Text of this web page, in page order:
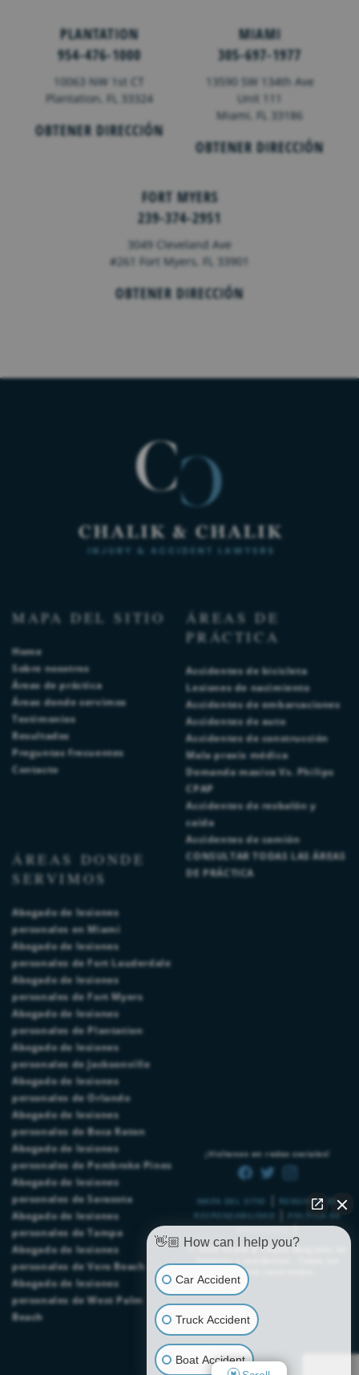
PLANTATION
954-476-1000
10063 NW 1st CT
Plantation, FL 33324
OBTENER DIRECCIÓN
MIAMI
305-697-1977
13590 SW 134th Ave
Unit 111
Miami, FL 33186
OBTENER DIRECCIÓN
FORT MYERS
239-374-2951
3049 Cleveland Ave
#261 Fort Myers, FL 33901
OBTENER DIRECCIÓN
MAPA DEL SITIO
Home
Sobre nosotros
Áreas de práctica
Áreas donde servimos
Testimonios
Resultados
Preguntas frecuentes
Contacto
ÁREAS DE
PRÁCTICA
Accidentes de bicicleta
Lesiones de nacimiento
Accidentes de embarcaciones
Accidentes de auto
Accidentes de construcción
Mala praxis médica
Demanda masiva Vs. Philips
CPAP
Accidentes de resbalón y
caída
Accidentes de camión
CONSULTAR TODAS LAS ÁREAS
DE PRÁCTICA
ÁREAS DONDE
SERVIMOS
Abogado de lesiones
personales en Miami
Abogado de lesiones
personales de Fort Lauderdale
Abogado de lesiones
personales de Fort Myers
Abogado de lesiones
personales de Plantation
Abogado de lesiones
personales de Jacksonville
Abogado de lesiones
personales de Orlando
Abogado de lesiones
personales de Boca Raton
Abogado de lesiones
personales de Pembroke Pines
Abogado de lesiones
personales de Sarasota
Abogado de lesiones
personales de Tampa
Abogado de lesiones
personales de Vero Beach
Abogado de lesiones
personales de West Palm
Beach
MAPA DEL SITIO
RENUNCIA DE
RESPONSABILIDAD
POLÍTICA DE
|
© 2026Chalik & Chalik Abogados de
derechos reservados.
¡Visítenos en redes sociales!
👋🏼 How can I help you?
Car Accident
Truck Accident
Boat Accident